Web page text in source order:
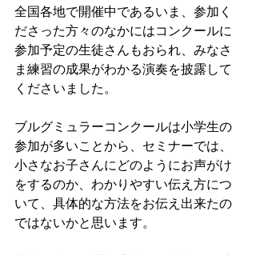
全国各地で開催中であるいま、参加く
ださった方々のなかにはコンクールに
参加予定の生徒さんもおられ、みなさ
ま練習の成果がわかる演奏を披露して
くださいました。
ブルグミュラーコンクールは小学生の
参加が多いことから、セミナーでは、
小さなお子さんにどのようにお声がけ
をするのか、わかりやすい伝え方につ
いて、具体的な方法をお伝え出来たの
ではないかと思います。